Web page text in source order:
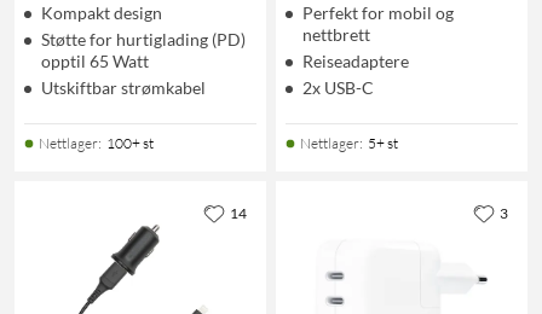
Kompakt design
Støtte for hurtiglading (PD)
opptil 65 Watt
Utskiftbar strømkabel
Nettlager: 100+ st
Perfekt for mobil og
nettbrett
Reiseadaptere
2x USB-C
Nettlager: 5+ st
14 3